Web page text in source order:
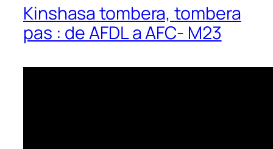
Kinshasa tombera, tombera
pas : de AFDL a AFC- M23